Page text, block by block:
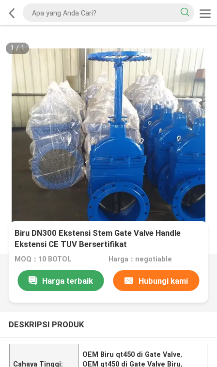
1/1
Biru DN300 Ekstensi Stem Gate Valve Handle
Ekstensi CE TUV Bersertifikat
MOQ：10 BOTOL Harga：negotiable
Harga terbaik Hubungi kami
DESKRIPSI PRODUK
Cahaya Tinggi:
OEM Biru qt450 di Gate Valve,
OEM qt450 di Gate Valve Biru,